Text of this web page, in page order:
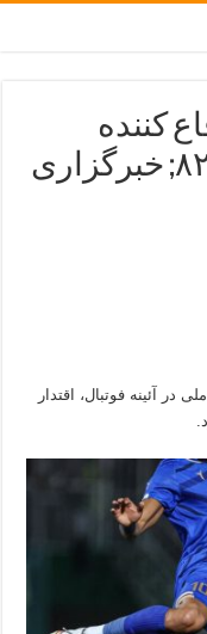
کننده
استقلال در تمرین &#۸۲۱۱; خبرگزاری
در آئینه فوتبال، اقتدار